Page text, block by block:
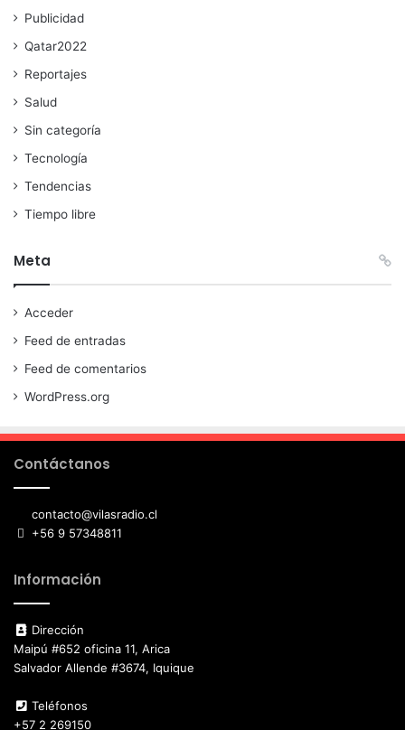
Publicidad
Qatar2022
Reportajes
Salud
Sin categoría
Tecnología
Tendencias
Tiempo libre
Meta
Acceder
Feed de entradas
Feed de comentarios
WordPress.org
Contáctanos
contacto@vilasradio.cl
+56 9 57348811
Información
Dirección
Maipú #652 oficina 11, Arica
Salvador Allende #3674, Iquique
Teléfonos
+57 2 269150